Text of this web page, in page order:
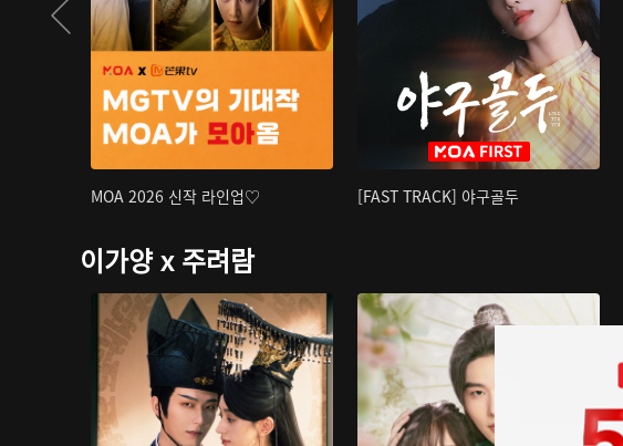
MOA 2026 신작 라인업♡ [FAST TRACK] 야구골두
이가양 x 주려람